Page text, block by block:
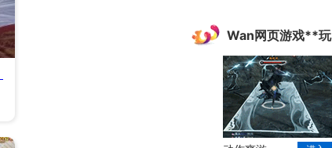
Wan网页游戏**玩